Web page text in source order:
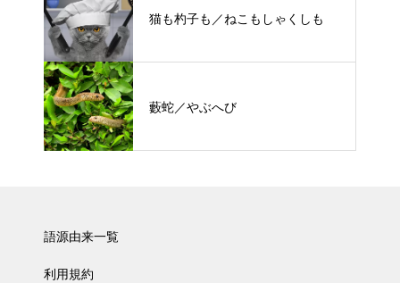
猫も杓子も／ねこもしゃくしも
藪蛇／やぶへび
語源由来一覧
利用規約